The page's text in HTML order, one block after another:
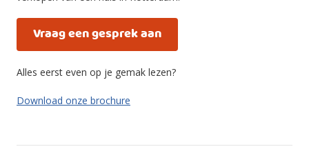
Vraag een gesprek aan
Alles eerst even op je gemak lezen?
Download onze brochure